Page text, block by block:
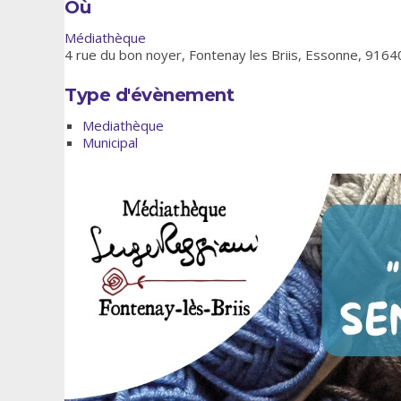
Où
Médiathèque
4 rue du bon noyer, Fontenay les Briis, Essonne,
Type d'évènement
Mediathèque
Municipal